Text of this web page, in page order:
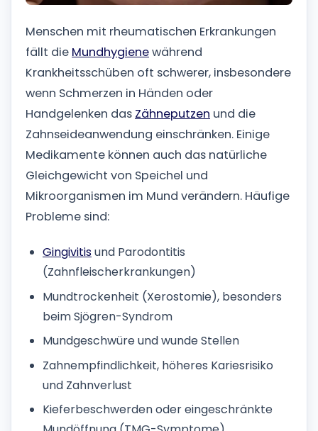
Menschen mit rheumatischen Erkrankungen
fällt die Mundhygienewährend
Krankheitsschüben oft schwerer, insbesondere
wenn Schmerzen in Händen oder
Handgelenken das Zähneputzen und die
Zahnseideanwendung einschränken. Einige
Medikamente können auch das natürliche
Gleichgewicht von Speichel und
Mikroorganismen im Mund verändern. Häufige
Probleme sind:
Gingivitisund Parodontitis
(Zahnfleischerkrankungen)
Mundtrockenheit (Xerostomie), besonders
beim Sjögren-Syndrom
Mundgeschwüre und wunde Stellen
Zahnempfindlichkeit, höheres Kariesrisiko
und Zahnverlust
Kieferbeschwerden oder eingeschränkte